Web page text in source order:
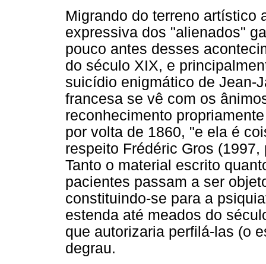
Migrando do terreno artístico
expressiva dos "alienados"
pouco antes desses
do século XIX, e
suicídio enigmático de Jean-
francesa se vê com os
reconhecimento
por volta de 1860, "e ela é
respeito Frédéric Gros
Tanto o material escrito
pacientes passam a ser
constituindo-se para a
estenda até meados do
que autorizaria perfilá-las (o
degrau.